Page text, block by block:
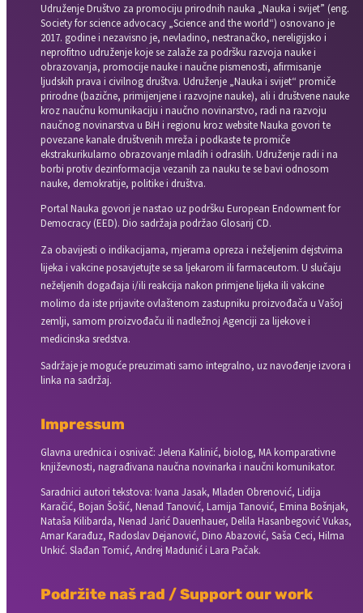
Udruženje Društvo za promociju prirodnih nauka „Nauka i svijet” (eng.
Society for science advocacy „Science and the world“) osnovano je
2017. godine i nezavisno je, nevladino, nestranačko, nereligijsko i
neprofitno udruženje koje se zalaže za podršku razvoja nauke i
obrazovanja, promocije nauke i naučne pismenosti, afirmisanje
ljudskih prava i civilnog društva. Udruženje „Nauka i svijet“ promiče
prirodne (bazične, primijenjene i razvojne nauke), ali i društvene nauke
kroz naučnu komunikaciju i naučno novinarstvo, radi na razvoju
naučnog novinarstva u BiH i regionu kroz website Nauka govori te
povezane kanale društvenih mreža i podkaste te promiče
ekstrakurikularno obrazovanje mladih i odraslih. Udruženje radi i na
borbi protiv dezinformacija vezanih za nauku te se bavi odnosom
nauke, demokratije, politike i društva.
Portal Nauka govori je nastao uz podršku European Endowment for
Democracy (EED). Dio sadržaja podržao Glosarij CD.
Za obavijesti o indikacijama, mjerama opreza i neželjenim dejstvima
lijeka i vakcine posavjetujte se sa ljekarom ili farmaceutom. U slučaju
neželjenih događaja i/ili reakcija nakon primjene lijeka ili vakcine
molimo da iste prijavite ovlaštenom zastupniku proizvođača u Vašoj
zemlji, samom proizvođaču ili nadležnoj Agenciji za lijekove i
medicinska sredstva.
Sadržaje je moguće preuzimati samo integralno, uz navođenje izvora i
linka na sadržaj.
Impressum
Glavna urednica i osnivač: Jelena Kalinić, biolog, MA komparativne
književnosti, nagrađivana naučna novinarka i naučni komunikator.
Saradnici autori tekstova: Ivana Jasak, Mladen Obrenović, Lidija
Karačić, Bojan Šošić, Nenad Tanović, Lamija Tanović, Emina Bošnjak,
Nataša Kilibarda, Nenad Jarić Dauenhauer, Delila Hasanbegović Vukas,
Amar Karađuz, Radoslav Dejanović, Dino Abazović, Saša Ceci, Hilma
Unkić. Slađan Tomić, Andrej Madunić i Lara Pačak.
Podržite naš rad / Support our work